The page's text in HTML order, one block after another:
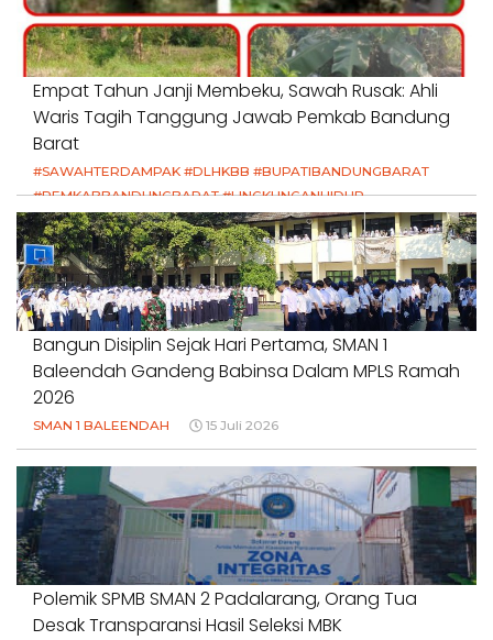
Empat Tahun Janji Membeku, Sawah Rusak: Ahli
Waris Tagih Tanggung Jawab Pemkab Bandung
Barat
#SAWAHTERDAMPAK #DLHKBB #BUPATIBANDUNGBARAT
#PEMKABBANDUNGBARAT #LINGKUNGANHIDUP
#HAKPETANI #KEADILANUNTUKPETANI
#NORMALISASISALURAN #IRIGASIRUSAK
#DUGAANPENCEMARAN #AKUNTABILITASPEMERINTAH
18 Juli 2026
Bangun Disiplin Sejak Hari Pertama, SMAN 1
Baleendah Gandeng Babinsa Dalam MPLS Ramah
2026
SMAN 1 BALEENDAH 15 Juli 2026
Polemik SPMB SMAN 2 Padalarang, Orang Tua
Desak Transparansi Hasil Seleksi MBK